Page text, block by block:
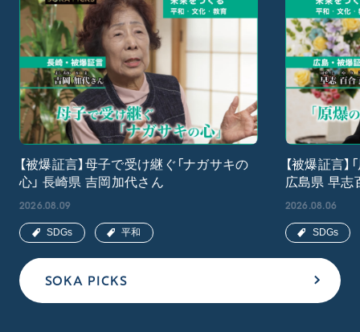
SOKA PICKS
【被爆証言】母子で受け継ぐ「ナガサキの
心」 長崎県 吉岡加代さん
2026.08.09
SDGs 平和
【被爆証言
広島県 早志
2026.08.06
SDGs